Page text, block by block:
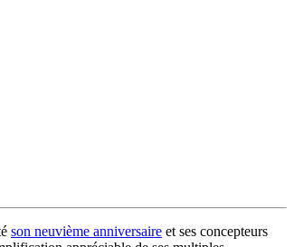
son neuvième anniversaire et ses concepteurs